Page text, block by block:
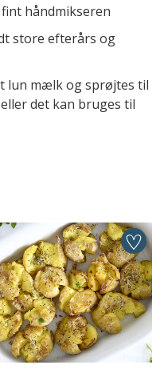
håndmikseren
store efterårs og
lun mælk og sprøjtes til
det kan bruges til